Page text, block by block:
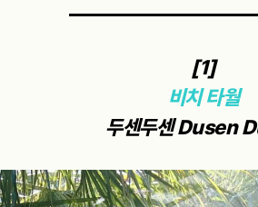
[1]
비치 타월
두센두센 Dusen